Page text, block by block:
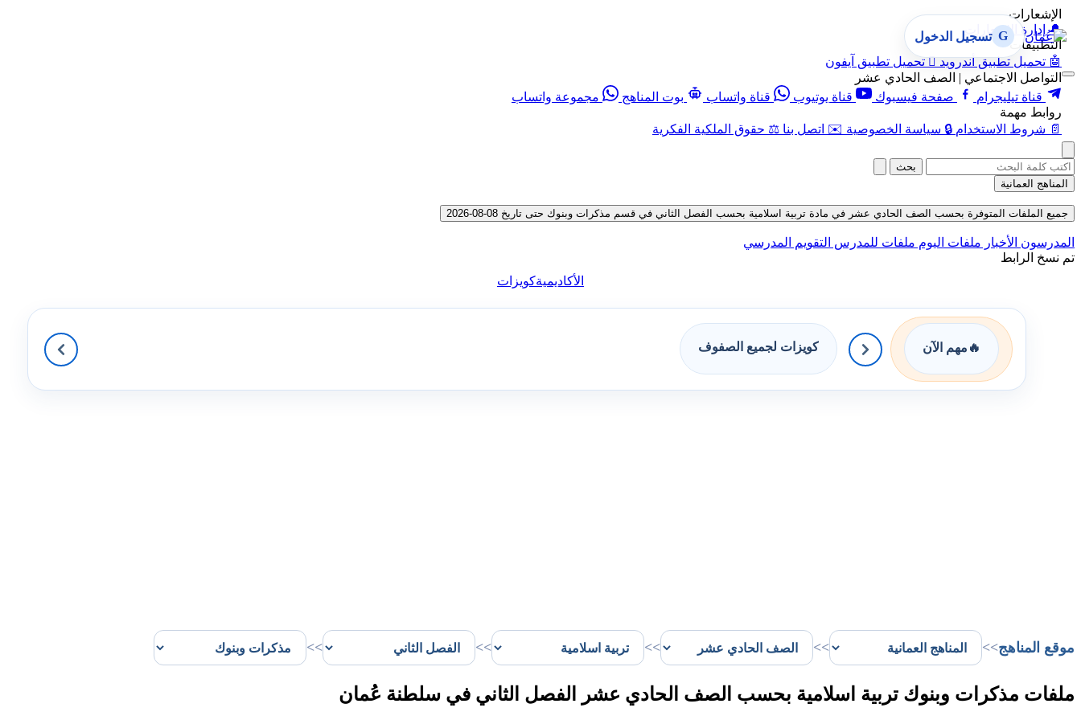
الإشعارات
🔔 إدارة الإشعارات
التطبيقات
🤖 تحميل تطبيق أندرويد  تحميل تطبيق آيفون
التواصل الاجتماعي | الصف الحادي عشر
قناة تيليجرام
صفحة فيسبوك قناة يوتيوب قناة واتساب بوت المناهج
مجموعة واتساب
روابط مهمة
📄 شروط الاستخدام 🔒 سياسة الخصوصية ✉️ اتصل بنا ⚖️ حقوق الملكية الفكرية
G تسجيل الدخول
بحث
المناهج العمانية
جميع الملفات المتوفرة بحسب الصف الحادي عشر في مادة تربية اسلامية بحسب الفصل الثاني في قسم مذكرات وبنوك حتى تاريخ 08-08-2026
المدرسون الأخبار ملفات اليوم ملفات للمدرس التقويم المدرسي
تم نسخ الرابط
الأكاديميةكويزات
🔥 مهم الآن كويزات لجميع الصفوف
موقع المناهج>>
>>
>>
>>
>>
ملفات مذكرات وبنوك تربية اسلامية بحسب الصف الحادي عشر الفصل الثاني في سلطنة عُمان